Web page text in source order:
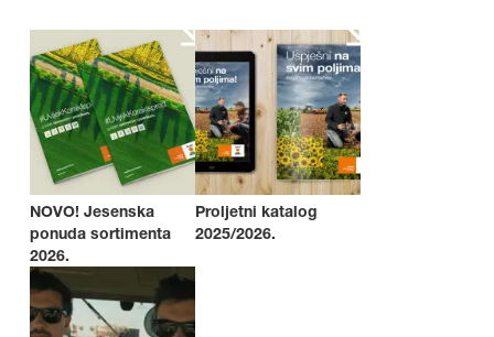
NOVO! Jesenska
ponuda sortimenta
2026.
Proljetni katalog
2025/2026.